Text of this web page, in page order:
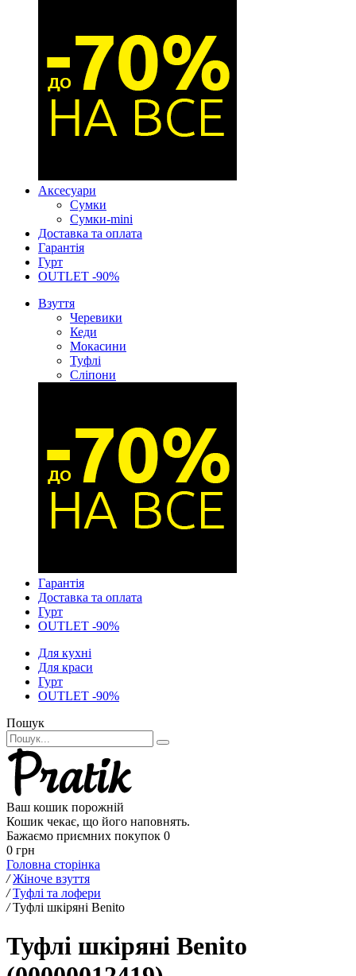
Аксесуари
Сумки
Сумки-mini
Доставка та оплата
Гарантія
Гурт
OUTLET -90%
Взуття
Черевики
Кеди
Мокасини
Туфлі
Сліпони
Гарантія
Доставка та оплата
Гурт
OUTLET -90%
Для кухні
Для краси
Гурт
OUTLET -90%
Пошук
Ваш кошик порожній
Кошик чекає, що його наповнять.
Бажаємо приємних покупок 0
0 грн
Головна сторінка
/ Жіноче взуття
/ Туфлі та лофери
/ Туфлі шкіряні Benito
Туфлі шкіряні Benito